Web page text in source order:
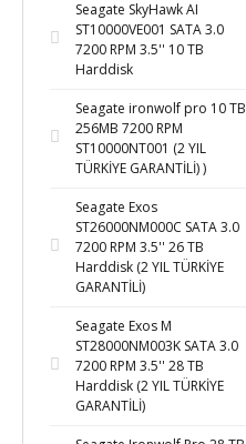
Seagate SkyHawk AI
ST10000VE001 SATA 3.0
7200 RPM 3.5'' 10 TB
Harddisk
Seagate ironwolf pro 10 TB
256MB 7200 RPM
ST10000NT001 (2 YIL
TÜRKİYE GARANTİLİ) )
Seagate Exos
ST26000NM000C SATA 3.0
7200 RPM 3.5'' 26 TB
Harddisk (2 YIL TÜRKİYE
GARANTİLİ)
Seagate Exos M
ST28000NM003K SATA 3.0
7200 RPM 3.5'' 28 TB
Harddisk (2 YIL TÜRKİYE
GARANTİLİ)